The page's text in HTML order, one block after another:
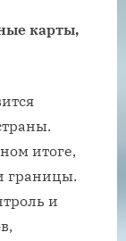
карты,
итоге,
границы.
и